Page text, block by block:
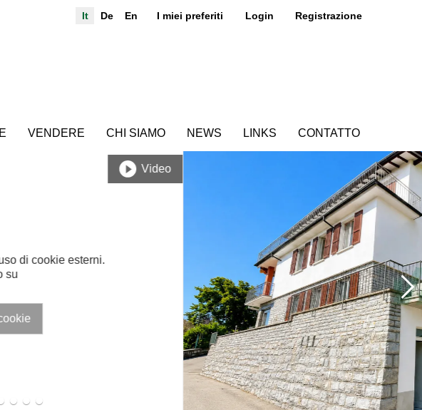
It De En I miei preferiti Login Registrazione
VENDERE CHI SIAMO NEWS LINKS CONTATTO
Video
di cookie esterni.
su